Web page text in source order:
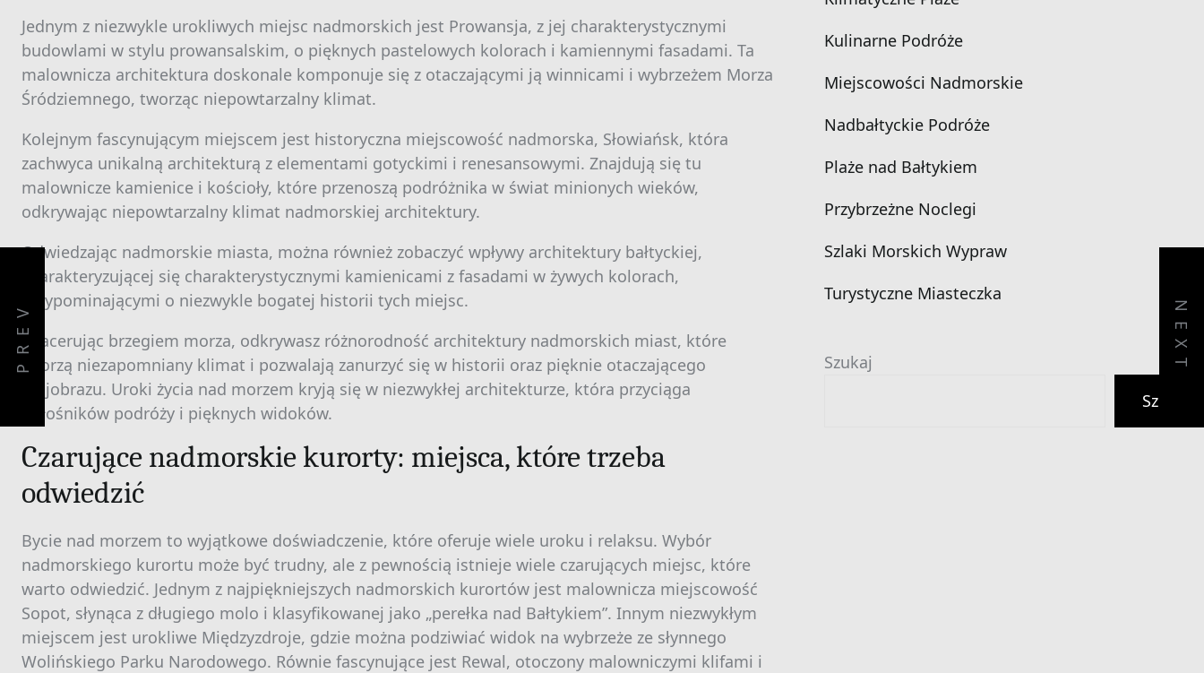
Jednym z niezwykle urokliwych miejsc nadmorskich jest Prowansja, z jej charakterystycznymi
budowlami w stylu prowansalskim, o pięknych pastelowych kolorach i kamiennymi fasadami. Ta
malownicza architektura doskonale komponuje się z otaczającymi ją winnicami i wybrzeżem Morza
Śródziemnego, tworząc niepowtarzalny klimat.
Kolejnym fascynującym miejscem jest historyczna miejscowość nadmorska, Słowiańsk, która
zachwyca unikalną architekturą z elementami gotyckimi i renesansowymi. Znajdują się tu
malownicze kamienice i kościoły, które przenoszą podróżnika w świat minionych wieków,
odkrywając niepowtarzalny klimat nadmorskiej architektury.
Odwiedzając nadmorskie miasta, można również zobaczyć wpływy architektury bałtyckiej,
charakteryzującej się charakterystycznymi kamienicami z fasadami w żywych kolorach,
przypominającymi o niezwykle bogatej historii tych miejsc.
Spacerując brzegiem morza, odkrywasz różnorodność architektury nadmorskich miast, które
tworzą niezapomniany klimat i pozwalają zanurzyć się w historii oraz pięknie otaczającego
krajobrazu. Uroki życia nad morzem kryją się w niezwykłej architekturze, która przyciąga
miłośników podróży i pięknych widoków.
Czarujące nadmorskie kurorty: miejsca, które trzeba
odwiedzić
Bycie nad morzem to wyjątkowe doświadczenie, które oferuje wiele uroku i relaksu. Wybór
nadmorskiego kurortu może być trudny, ale z pewnością istnieje wiele czarujących miejsc, które
warto odwiedzić. Jednym z najpiękniejszych nadmorskich kurortów jest malownicza miejscowość
Sopot, słynąca z długiego molo i klasyfikowanej jako „perełka nad Bałtykiem”. Innym niezwykłym
miejscem jest urokliwe Międzyzdroje, gdzie można podziwiać widok na wybrzeże ze słynnego
Wolińskiego Parku Narodowego. Równie fascynujące jest Rewal, otoczony malowniczymi klifami i
PREV NEXT
Kulinarne Podróże
Miejscowości Nadmorskie
Nadbałtyckie Podróże
Plaże nad Bałtykiem
Przybrzeżne Noclegi
Szlaki Morskich Wypraw
Turystyczne Miasteczka
Szukaj
Szukaj